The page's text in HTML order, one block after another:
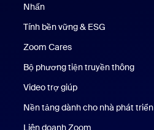
Nhấn
Tính bền vững & ESG
Zoom Cares
Bộ phương tiện truyền thông
Video trợ giúp
Nền tảng dành cho nhà phát triển
Liên doanh Zoom